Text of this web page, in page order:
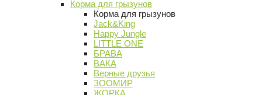
Корма для грызунов
Корма для грызунов
Jack&King
Happy Jungle
LITTLE ONE
БРАВА
ВАКА
Верные друзья
ЗООМИР
ЖОРКА